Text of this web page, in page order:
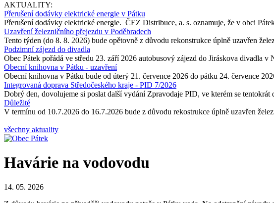
AKTUALITY:
Přerušení dodávky elektrické energie v Pátku
Přerušení dodávky elektrické energie. ČEZ Distribuce, a. s. oznamuje, že v obci
Uzavření železničního přejezdu v Poděbradech
Tento týden (do 8. 8. 2026) bude opětovně z důvodu rekonstrukce úplně uzavřen
Podzimní zájezd do divadla
Obec Pátek pořádá ve středu 23. září 2026 autobusový zájezd do Jiráskova divadla
Obecní knihovna v Pátku - uzavření
Obecní knihovna v Pátku bude od úterý 21. července 2026 do pátku 24. července
Integrovaná doprava Středočeského kraje - PID 7/2026
Dobrý den, dovolujeme si poslat další vydání Zpravodaje PID, ve kterém se
Důležité
V termínu od 10.7.2026 do 16.7.2026 bude z důvodu rekostrukce úplně uzavřen
všechny aktuality
Havárie na vodovodu
14. 05. 2026